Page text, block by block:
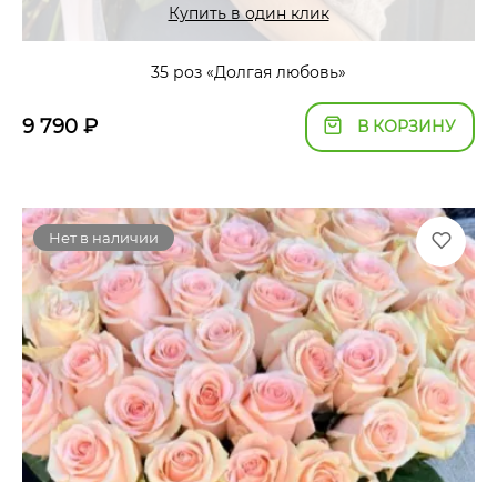
Купить в один клик
35 роз «Долгая любовь»
9 790 ₽ В КОРЗИНУ
Нет в наличии